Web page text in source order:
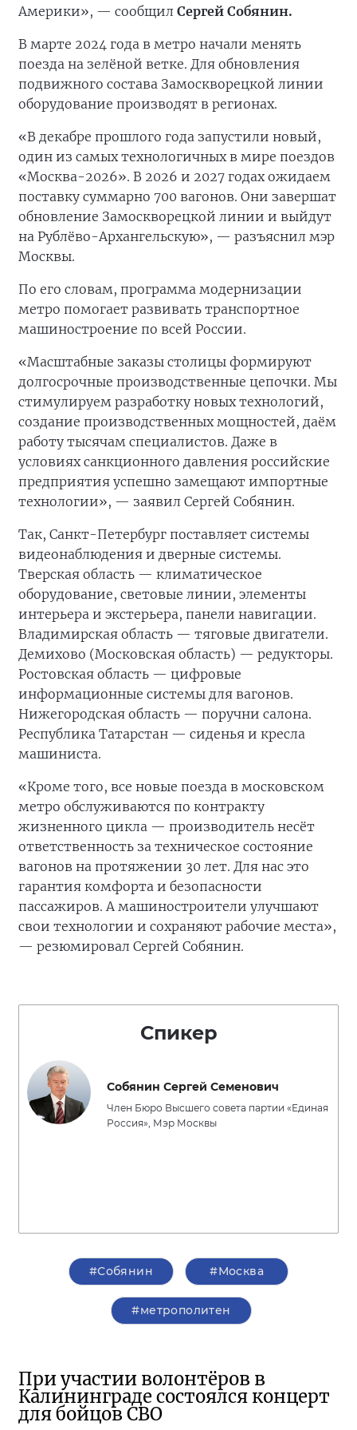
Америки», — сообщил Сергей Собянин.
В марте 2024 года в метро начали менять
поезда на зелёной ветке. Для обновления
подвижного состава Замоскворецкой линии
оборудование производят в регионах.
«В декабре прошлого года запустили новый,
один из самых технологичных в мире поездов
«Москва-2026». В 2026 и 2027 годах ожидаем
поставку суммарно 700 вагонов. Они завершат
обновление Замоскворецкой линии и выйдут
на Рублёво-Архангельскую», — разъяснил мэр
Москвы.
По его словам, программа модернизации
метро помогает развивать транспортное
машиностроение по всей России.
«Масштабные заказы столицы формируют
долгосрочные производственные цепочки. Мы
стимулируем разработку новых технологий,
создание производственных мощностей, даём
работу тысячам специалистов. Даже в
условиях санкционного давления российские
предприятия успешно замещают импортные
технологии», — заявил Сергей Собянин.
Так, Санкт-Петербург поставляет системы
видеонаблюдения и дверные системы.
Тверская область — климатическое
оборудование, световые линии, элементы
интерьера и экстерьера, панели навигации.
Владимирская область — тяговые двигатели.
Демихово (Московская область) — редукторы.
Ростовская область — цифровые
информационные системы для вагонов.
Нижегородская область — поручни салона.
Республика Татарстан — сиденья и кресла
машиниста.
«Кроме того, все новые поезда в московском
метро обслуживаются по контракту
жизненного цикла — производитель несёт
ответственность за техническое состояние
вагонов на протяжении 30 лет. Для нас это
гарантия комфорта и безопасности
пассажиров. А машиностроители улучшают
свои технологии и сохраняют рабочие места»,
— резюмировал Сергей Собянин.
Спикер
Собянин Сергей Семенович
Член Бюро Высшего совета партии «Единая
Россия», Мэр Москвы
#Собянин #Москва
#метрополитен
При участии волонтёров в
Калининграде состоялся концерт
для бойцов СВО